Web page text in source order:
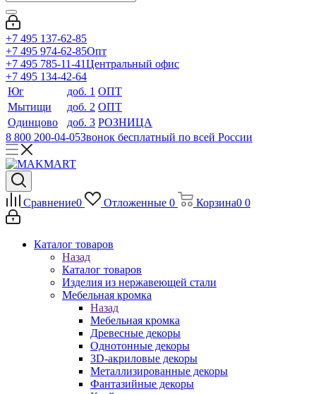
+7 495 137-62-85
+7 495 974-62-85Опт
+7 495 785-11-41Центральный офис
+7 495 134-42-64
Юг
доб. 1 ОПТ
Мытищи
доб. 2 ОПТ
Одинцово
доб. 3 РОЗНИЦА
8 800 200-04-05Звонок бесплатный по всей России
Сравнение0 Отложенные 0 Корзина0 0
Каталог товаров
Назад
Каталог товаров
Изделия из нержавеющей стали
Мебельная кромка
Назад
Мебельная кромка
Древесные декоры
Однотонные декоры
3D-акриловые декоры
Металлизированные декоры
Фантазийные декоры